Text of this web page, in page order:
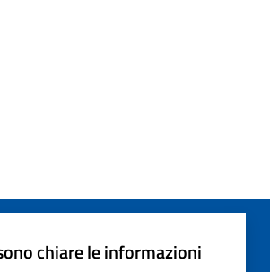
chiare le informazioni